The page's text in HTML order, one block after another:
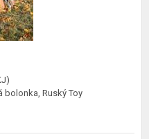
bolonka, Ruský Toy